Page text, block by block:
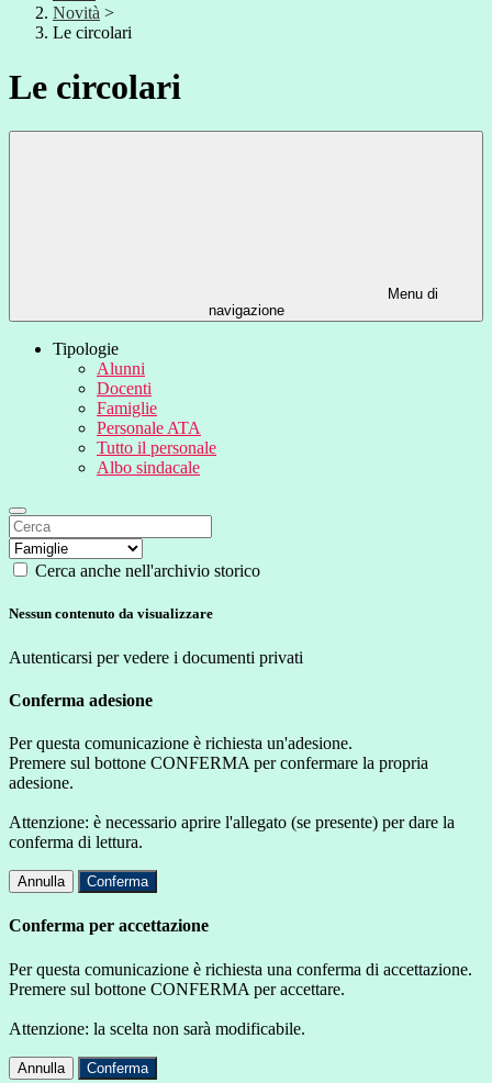
Novità >
Le circolari
Le circolari
Menu di
navigazione
Tipologie
Alunni
Docenti
Famiglie
Personale ATA
Tutto il personale
Albo sindacale
Cerca anche nell'archivio storico
Nessun contenuto da visualizzare
Autenticarsi per vedere i documenti privati
Conferma adesione
Per questa comunicazione è richiesta un'adesione.
Premere sul bottone CONFERMA per confermare la propria
adesione.
Attenzione: è necessario aprire l'allegato (se presente) per dare la
conferma di lettura.
Annulla Conferma
Conferma per accettazione
Per questa comunicazione è richiesta una conferma di accettazione.
Premere sul bottone CONFERMA per accettare.
Attenzione: la scelta non sarà modificabile.
Annulla Conferma